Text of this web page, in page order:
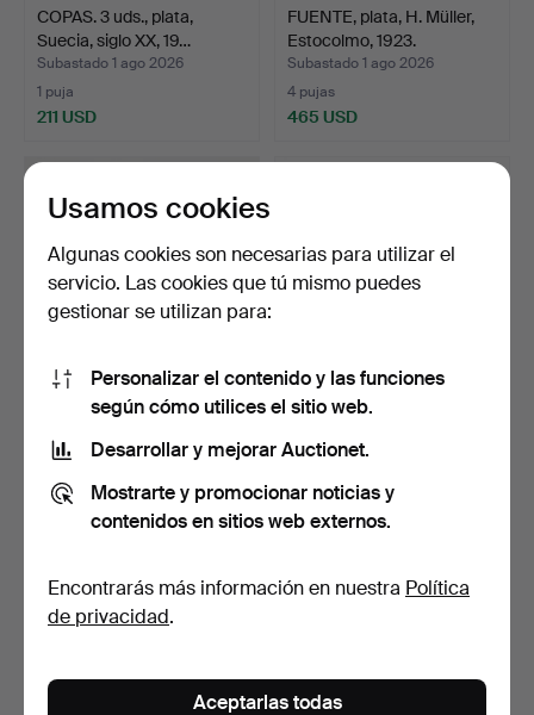
COPAS. 3 uds., plata,
Suecia, siglo XX, 19…
Subastado 1 ago 2026
1 puja
211 USD
FUENTE, plata, H. Müller,
Estocolmo, 1923.
Subastado 1 ago 2026
4 pujas
465 USD
CANDELEROS, un par,
plata, estilo barroco,…
Subastado 1 ago 2026
4 pujas
296 USD
AZUCARERO, plata,
principios del siglo XX,…
1 puja
296 USD
Usamos cookies
Algunas cookies son necesarias para utilizar el
servicio. Las cookies que tú mismo puedes
gestionar se utilizan para:
Personalizar el contenido y las funciones
según cómo utilices el sitio web.
Desarrollar y mejorar Auctionet.
Mostrarte y promocionar noticias y
contenidos en sitios web externos.
Encontrarás más información en nuestra Política
de privacidad.
Aceptarlas todas